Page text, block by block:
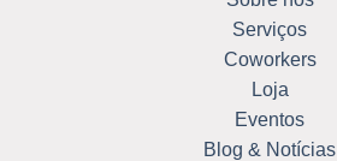
Serviços
Coworkers
Loja
Eventos
Blog & Notícias